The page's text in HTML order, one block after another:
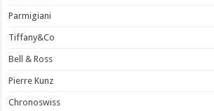
Parmigiani
Tiffany&Co
Bell & Ross
Pierre Kunz
Chronoswiss